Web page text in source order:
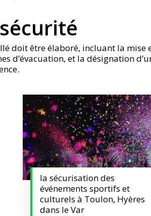
doit être élaboré, incluant la mise
d’évacuation, et la désignation
la sécurisation des
événements sportifs et
culturels à Toulon, Hyères
dans le Var